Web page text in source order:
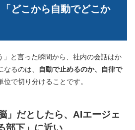
どこから自動でどこか
」と言った瞬間から、社内の会話はか
るのは、
自動で止めるのか、自律で
位で切り分けることです。
」だとしたら、AIエージェ
部下」に近い